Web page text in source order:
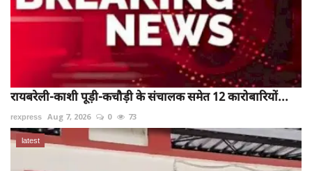
रायबरेली-काशी पूड़ी-कचौड़ी के संचालक समेत 12 कारोबारियों...
rexpress Aug 7, 2026 0 73
latest